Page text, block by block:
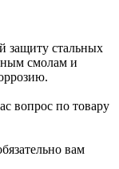
защиту стальных
смолам и
вопрос по товару
вам